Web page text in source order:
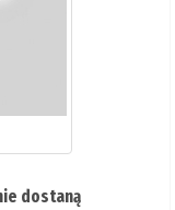
dostaną